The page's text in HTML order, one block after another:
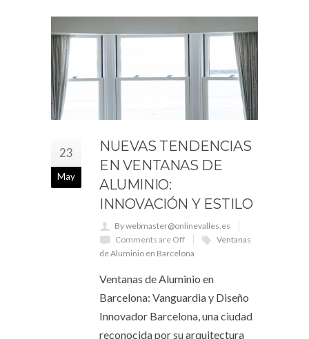
23
May
NUEVAS TENDENCIAS
EN VENTANAS DE
ALUMINIO:
INNOVACIÓN Y ESTILO
By webmaster@onlinevalles.es
Comments are Off
Ventanas
de Aluminio en Barcelona
Ventanas de Aluminio en
Barcelona: Vanguardia y Diseño
Innovador Barcelona, una ciudad
reconocida por su arquitectura